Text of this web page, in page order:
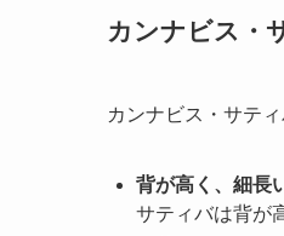
カンナビス・
カンナビス・サテ
背が高く、細長
サティバは背が